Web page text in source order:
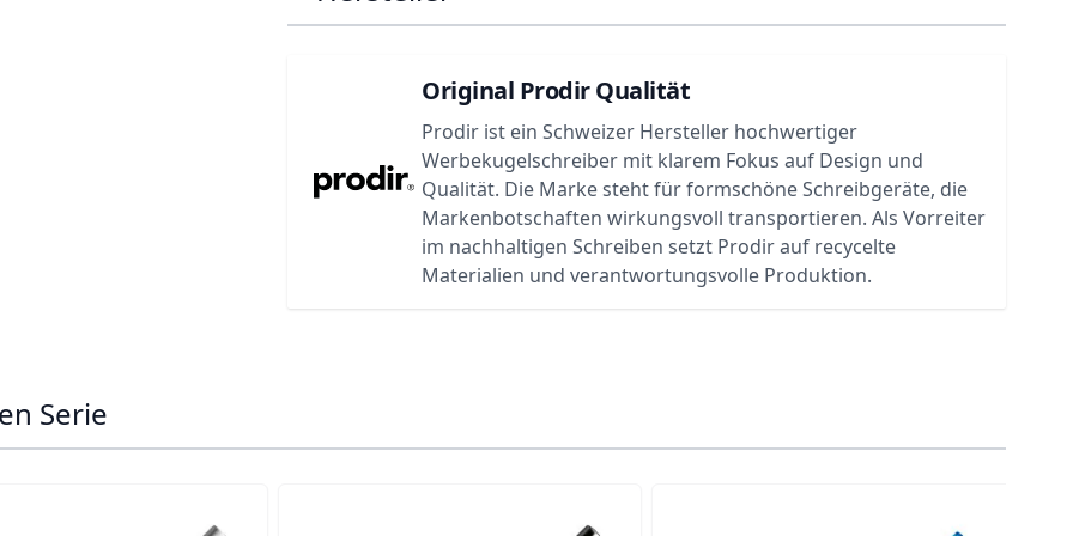
Original Prodir Qualität
Prodir ist ein Schweizer Hersteller hochwertiger
Werbekugelschreiber mit klarem Fokus auf Design und
Qualität. Die Marke steht für formschöne Schreibgeräte, die
Markenbotschaften wirkungsvoll transportieren. Als Vorreiter
im nachhaltigen Schreiben setzt Prodir auf recycelte
Materialien und verantwortungsvolle Produktion.
Serie